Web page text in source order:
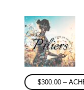
$300.00 –